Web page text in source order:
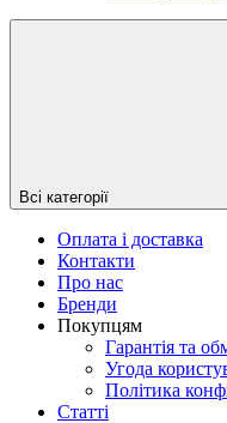
Всі категорії
Оплата і доставка
Контакти
Про нас
Бренди
Покупцям
Гарантія та
Угода
Політика
Статті